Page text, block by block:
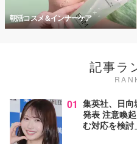
朝活コスメ＆インナーケア
記事ラ
01 集英社、日
発表 注意喚
む対応を検討